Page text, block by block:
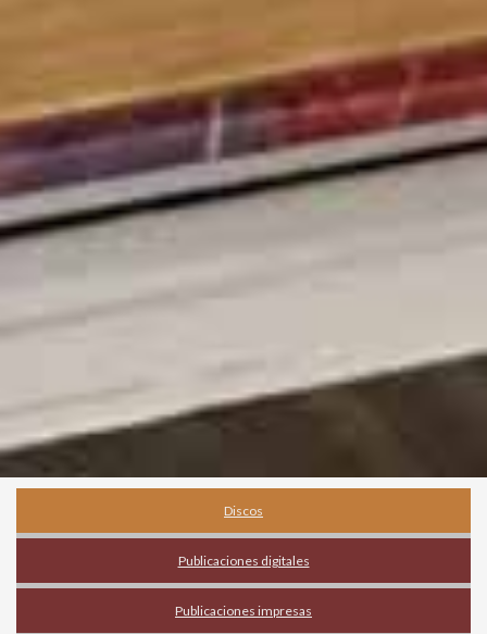
Discos
Publicaciones digitales
Publicaciones impresas